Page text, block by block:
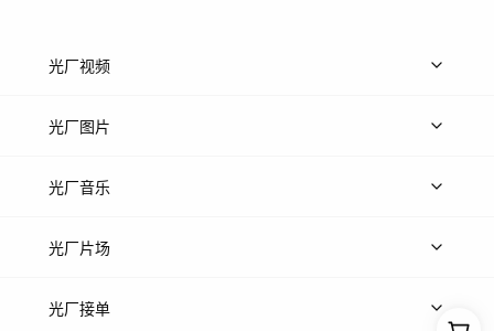
光厂视频
上传视频
光厂图片
上传图片
光厂音乐
热门音乐
光厂片场
上传案例
光厂接单